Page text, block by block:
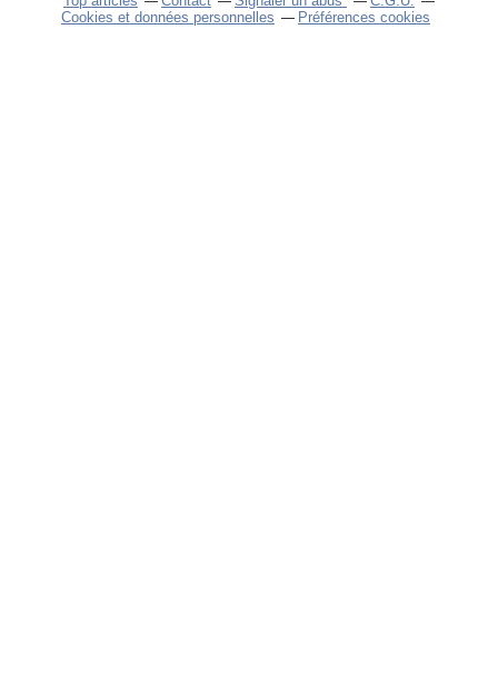
Cookies et données personnelles
Préférences cookies